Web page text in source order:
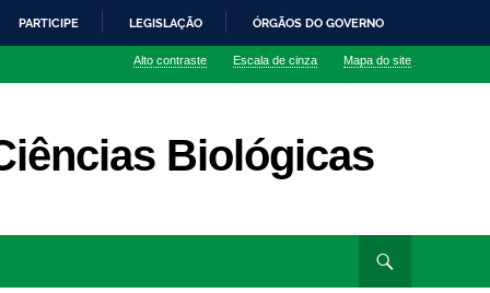
PARTICIPE LEGISLAÇÃO ÓRGÃOS DO GOVERNO
Alto contraste Escala de cinza Mapa do site
Biológicas